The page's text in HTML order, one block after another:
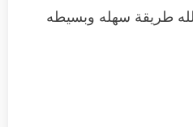
طريقة سهله وبسيطه